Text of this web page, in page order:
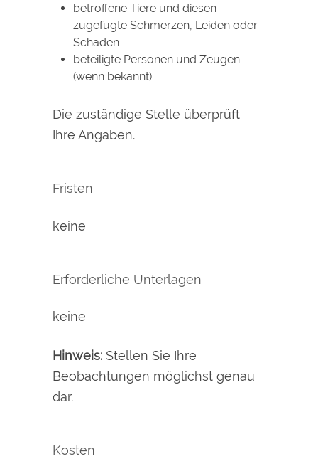
betroffene Tiere und diesen
zugefügte Schmerzen, Leiden oder
Schäden
beteiligte Personen und Zeugen
(wenn bekannt)
Die zuständige Stelle überprüft
Ihre Angaben.
Fristen
keine
Erforderliche Unterlagen
keine
Hinweis: Stellen Sie Ihre
Beobachtungen möglichst genau
dar.
Kosten